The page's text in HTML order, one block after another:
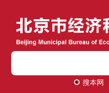
搜本网